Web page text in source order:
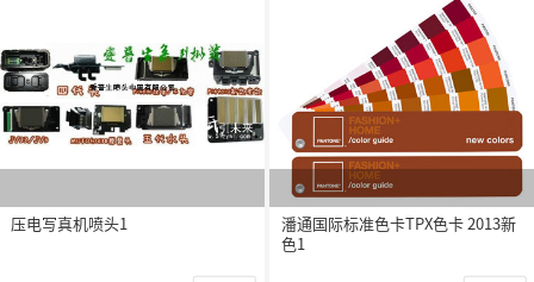
压电写真机喷头1
潘通国际标准色卡TPX色卡 2013新
色1